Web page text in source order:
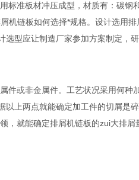
标准板材冲压成型，材质有：碳
机链板如何选择*规格。 设计选用排
选型应让制造厂家参加方案制定，
件或非金属件。工艺状况采用何
上两点就能确定加工件的切屑是
，就能确定排屑机链板的zui大排屑